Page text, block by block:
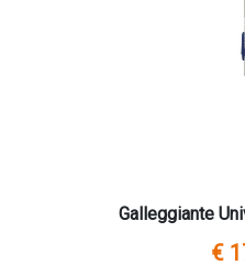
Galleggiante
€